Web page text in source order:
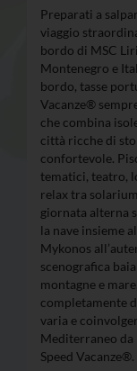
Preparati a
viaggio
bordo di MSC
Montenegro e
bordo, tasse
Vacanze®
che combina
città ricche di
confortevole.
tematici, teatro,
relax tra
giornata alterna
la nave insieme
Mykonos
scenografica
montagne e
completamente
varia e
Mediterraneo da
Speed Vacanze®.